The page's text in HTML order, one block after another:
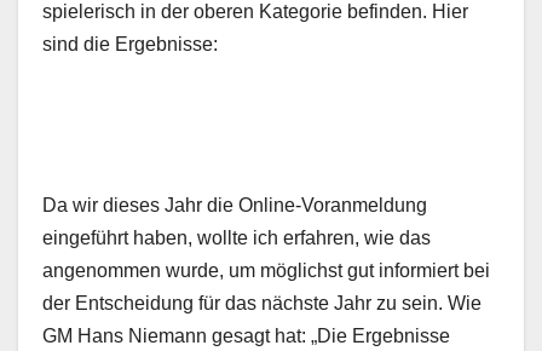
spielerisch in der oberen Kategorie befinden. Hier
sind die Ergebnisse:
Da wir dieses Jahr die Online-Voranmeldung
eingeführt haben, wollte ich erfahren, wie das
angenommen wurde, um möglichst gut informiert bei
der Entscheidung für das nächste Jahr zu sein. Wie
GM Hans Niemann gesagt hat: „Die Ergebnisse